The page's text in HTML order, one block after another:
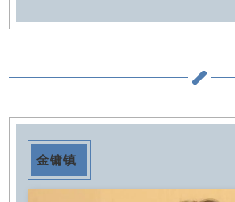
金镛镇